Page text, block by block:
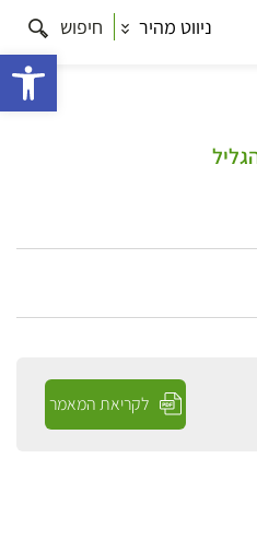
ניווט מהיר חיפוש
לקריאת המאמר